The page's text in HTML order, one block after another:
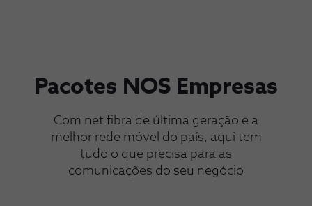
Pacotes NOS Empresas
Com net fibra de última geração e a
melhor rede móvel do país, aqui tem
tudo o que precisa para as
comunicações do seu negócio